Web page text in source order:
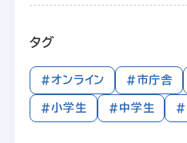
タグ
#オンライン #市庁舎
#小学生 #中学生 #